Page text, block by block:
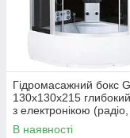
Гідромасажний бокс
130x130x215
з електронікою (радіо,
витяжка) і
В наявності